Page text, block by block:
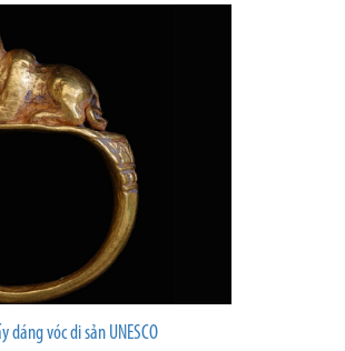
dáng vóc di sản UNESCO